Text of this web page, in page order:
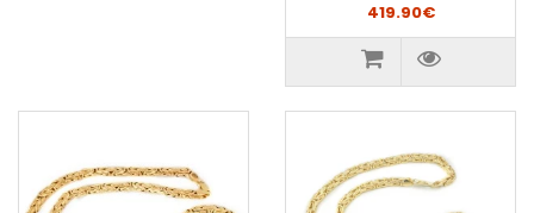
419.90€